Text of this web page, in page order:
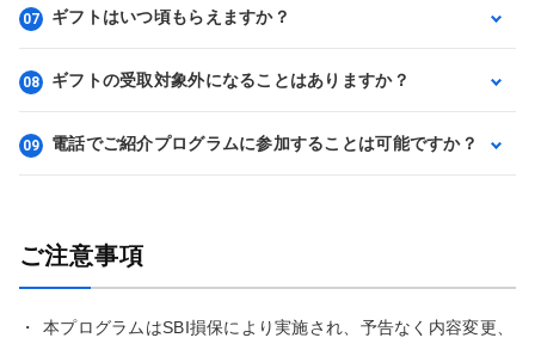
07 ギフトはいつ頃もらえますか？
08 ギフトの受取対象外になることはありますか？
09 電話でご紹介プログラムに参加することは可能ですか？
ご注意事項
・
本プログラムはSBI損保により実施され、予告なく内容変更、